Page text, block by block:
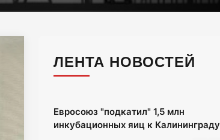
ЛЕНТА НОВОСТЕЙ
Евросоюз "подкатил" 1,5 млн
инкубационных яиц к Калининграду